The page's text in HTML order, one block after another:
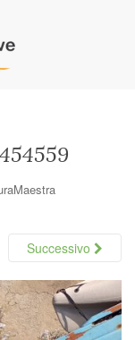
Successivo